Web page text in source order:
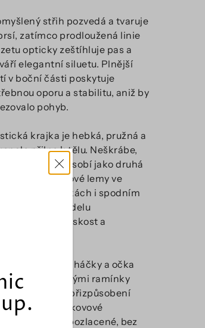
střih pozvedá a tvaruje
zatímco prodloužená linie
opticky zeštíhluje pas a
elegantní siluetu. Plnější
v boční části poskytuje
oporu a stabilitu, aniž by
pohyb.
krajka je hebká, pružná a
přilne k tělu. Neškrábe,
se a působí jako druhá
Jemné krajkové lemy ve
na ramínkách i spodním
dodávají modelu
ženskost a
zapínání na háčky a očka
s nastavitelnými ramínky
perfektní přizpůsobení
Všechny kovové
jsou pozlacené, bez